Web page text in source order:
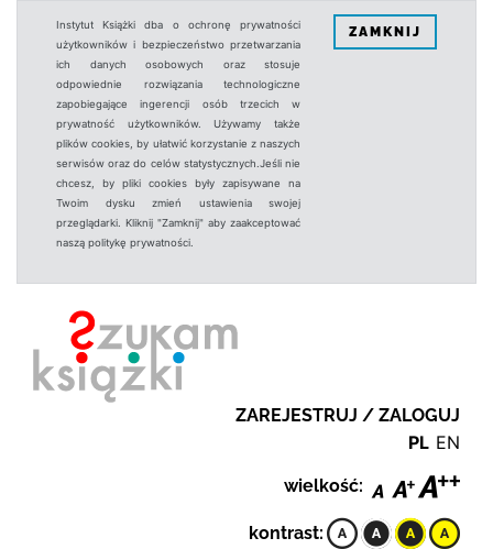
Instytut Książki dba o ochronę prywatności
użytkowników i bezpieczeństwo przetwarzania
ich danych osobowych oraz stosuje
odpowiednie rozwiązania technologiczne
zapobiegające ingerencji osób trzecich w
prywatność użytkowników. Używamy także
plików cookies, by ułatwić korzystanie z naszych
serwisów oraz do celów statystycznych.Jeśli nie
chcesz, by pliki cookies były zapisywane na
Twoim dysku zmień ustawienia swojej
przeglądarki. Kliknij "Zamknij" aby zaakceptować
naszą politykę prywatności.
ZAMKNIJ
ZAREJESTRUJ / ZALOGUJ
PL EN
wielkość:
kontrast: